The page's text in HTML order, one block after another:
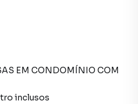
EM CONDOMÍNIO COM
inclusos